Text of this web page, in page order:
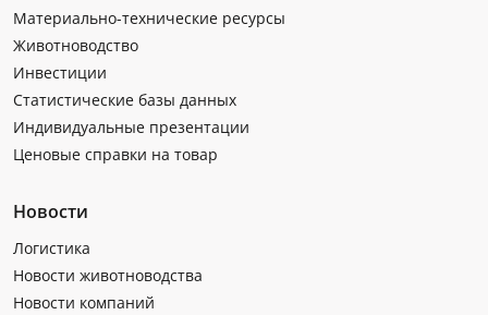
Материально-технические ресурсы
Животноводство
Инвестиции
Статистические базы данных
Индивидуальные презентации
Ценовые справки на товар
Новости
Логистика
Новости животноводства
Новости компаний